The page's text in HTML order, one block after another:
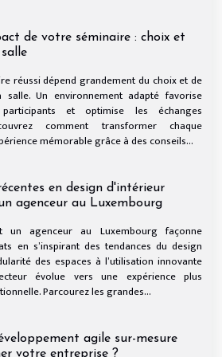
de votre séminaire : choix et
réussi dépend grandement du choix et de
Un environnement adapté favorise
et optimise les échanges
comment transformer chaque
mémorable grâce à des conseils...
en design d'intérieur
agenceur au Luxembourg
un agenceur au Luxembourg façonne
en s’inspirant des tendances du design
des espaces à l’utilisation innovante
évolue vers une expérience plus
Parcourez les grandes...
agile sur-mesure
votre entreprise ?